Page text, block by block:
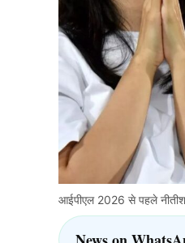
आईपीएल 2026 से पहले